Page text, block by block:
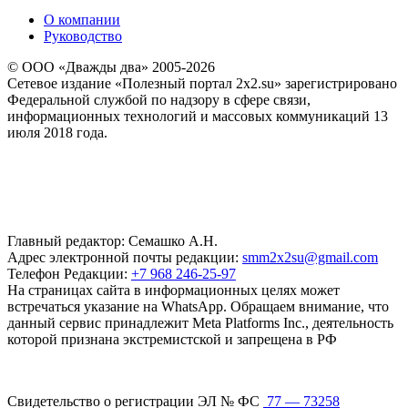
О компании
Руководство
© ООО «Дважды два» 2005-2026
Сетевое издание «Полезный портал 2x2.su» зарегистрировано
Федеральной службой по надзору в сфере связи,
информационных технологий и массовых коммуникаций 13
июля 2018 года.
Главный редактор: Семашко А.Н.
Адрес электронной почты редакции: smm2x2su@gmail.com
Телефон Редакции: +7 968 246-25-97
На страницах сайта в информационных целях может
встречаться указание на WhatsApp. Обращаем внимание, что
данный сервис принадлежит Meta Platforms Inc., деятельность
которой признана экстремистской и запрещена в РФ
Свидетельство о регистрации ЭЛ № ФС 77 — 73258